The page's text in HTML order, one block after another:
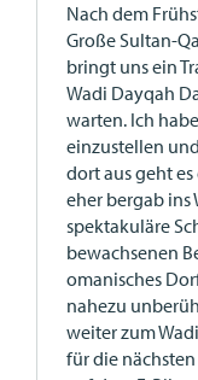
Nach dem
Große Sultan-
bringt uns ein
Wadi Dayqah
warten. Ich
einzustellen
dort aus geht
eher bergab ins
spektakuläre
bewachsenen
omanisches
nahezu
weiter zum
für die